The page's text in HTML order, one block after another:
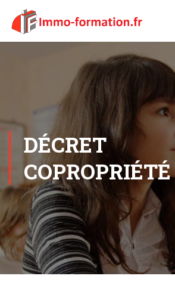
DÉCRET
COPROPRIÉTÉ